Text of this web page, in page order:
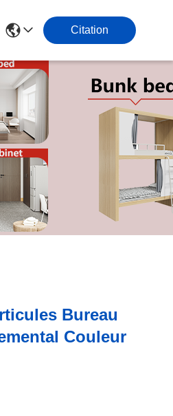
Citation
Bureau
Couleur